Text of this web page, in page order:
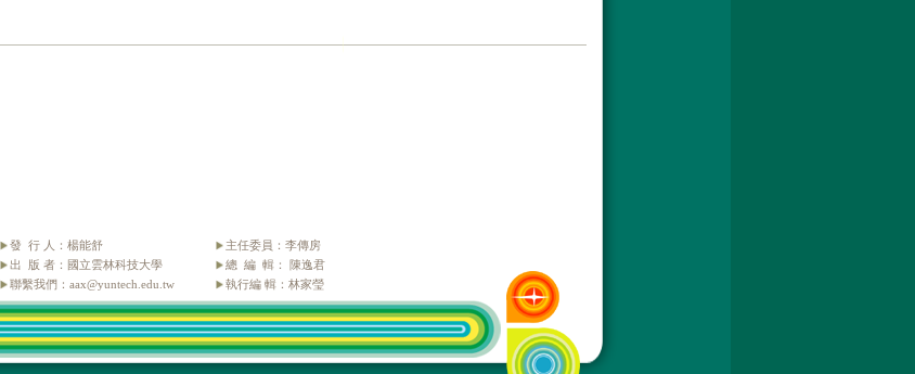
發 行 人：楊能舒
主任委員：李傳房
出 版 者：國立雲林科技大學
總 編 輯： 陳逸君
聯繫我們：aax@yuntech.edu.tw
執行編 輯：林家瑩